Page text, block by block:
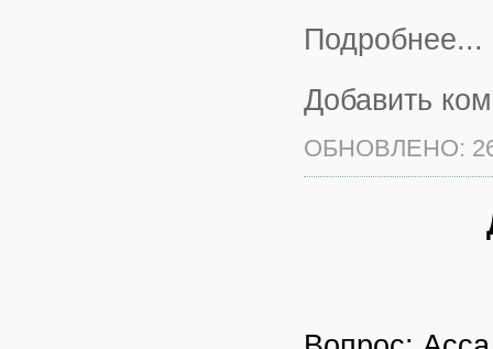
Подробнее...
Добавить
ОБНОВЛЕНО: